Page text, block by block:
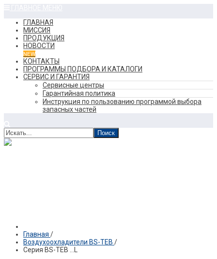
ГЛАВНАЯ
МИССИЯ
ПРОДУКЦИЯ
НОВОСТИ
NEW
КОНТАКТЫ
ПРОГРАММЫ ПОДБОРА И КАТАЛОГИ
СЕРВИС И ГАРАНТИЯ
Сервисные центры
Гарантийная политика
Инструкция по пользованию программой выбора
запасных частей
ПРОДУКЦИЯ BELIEF
Главная /
Воздухоохладители BS-TEB /
Серия BS-TEB …L